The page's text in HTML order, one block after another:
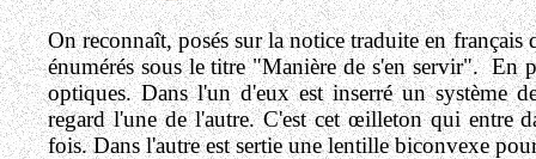
On reconnaît, posés sur la notice traduite en
énumérés sous le titre "Manière de s'en servir". En
optiques. Dans l'un d'eux est inserré un système
regard l'une de l'autre. C'est cet œilleton qui entre
fois. Dans l'autre est sertie une lentille biconvexe